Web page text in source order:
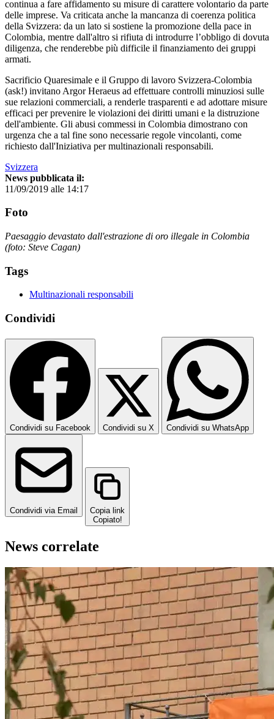
continua a fare affidamento su misure di carattere volontario da parte
delle imprese. Va criticata anche la mancanza di coerenza politica
della Svizzera: da un lato si sostiene la promozione della pace in
Colombia, mentre dall'altro si rifiuta di introdurre l’obbligo di dovuta
diligenza, che renderebbe più difficile il finanziamento dei gruppi
armati.
Sacrificio Quaresimale e il Gruppo di lavoro Svizzera-Colombia
(ask!) invitano Argor Heraeus ad effettuare controlli minuziosi sulle
sue relazioni commerciali, a renderle trasparenti e ad adottare misure
efficaci per prevenire le violazioni dei diritti umani e la distruzione
dell'ambiente. Gli abusi commessi in Colombia dimostrano con
urgenza che a tal fine sono necessarie regole vincolanti, come
richiesto dall'Iniziativa per multinazionali responsabili.
Svizzera
News pubblicata il:
11/09/2019 alle 14:17
Foto
Paesaggio devastato dall'estrazione di oro illegale in Colombia
(foto: Steve Cagan)
Tags
Multinazionali responsabili
Condividi
Condividi su Facebook Condividi su X Condividi su WhatsApp
Condividi via Email
Copia link
Copiato!
News correlate